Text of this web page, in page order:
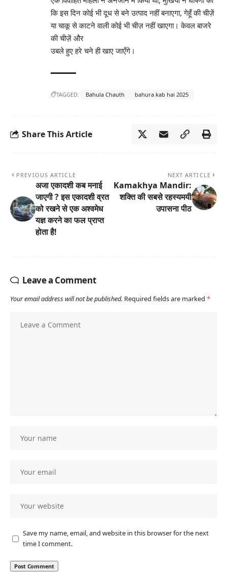
कि इस दिन कोई भी दूध से बने उत्पाद नहीं बनाएगा, गेहूँ की चीज़ें
या चाकू से काटने वाली कोई भी चीज़ नहीं खाएगा। केवल बाजरे
की चीज़ें और
उबले हुए हरे चने ही खाए जाएँगे।
TAGGED: Bahula Chauth bahura kab hai 2025
Share This Article
PREVIOUS ARTICLE
अजा एकादशी कब मनाई
जाएगी ? इस एकादशी व्रत
को रखने से एक अश्वमेध
यज्ञ करने का फल प्राप्त
होता है!
NEXT ARTICLE
Kamakhya Mandir:
शक्ति की सबसे रहस्यमयी
उपासना पीठ
Leave a Comment
Your email address will not be published. Required fields are marked *
Save my name, email, and website in this browser for the next
time I comment.